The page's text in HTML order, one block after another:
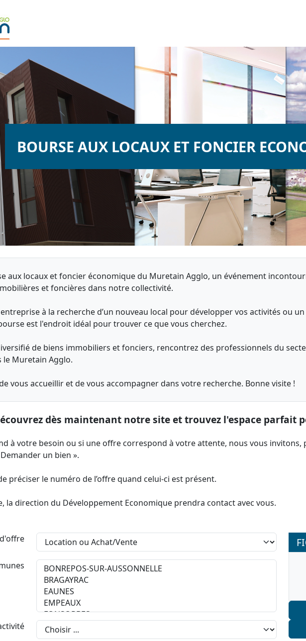
BOURSE AUX LOCAUX ET FONCIER
aux locaux et foncier économique du Muretain Agglo, un événement
et foncières dans notre collectivité.
à la recherche d’un nouveau local pour développer vos activités ou
est l'endroit idéal pour trouver ce que vous cherchez.
de biens immobiliers et fonciers, rencontrez des professionnels du
le Muretain Agglo.
vous accueillir et de vous accompagner dans votre recherche. Bonne visite !
dès maintenant notre site et trouvez l'espace parfait
à votre besoin ou si une offre correspond à votre attente, nous vous
un bien ».
préciser le numéro de l’offre quand celui-ci est présent.
la direction du Développement Economique prendra contact avec vous.